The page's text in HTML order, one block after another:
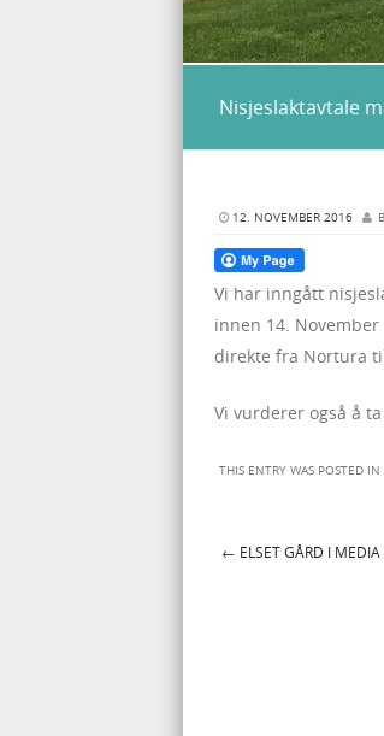
Nisjeslaktavtale
12. NOVEMBER 2016
Vi har inngått
innen 14.
direkte fra Nortura
Vi vurderer også å
THIS ENTRY WAS POSTED IN
← ELSET GÅRD I MEDIA